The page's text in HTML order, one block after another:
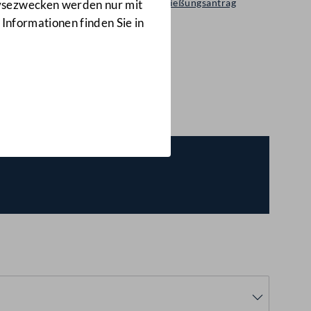
werden nur mit
finden Sie in
Selbständiger Entschließungsantrag
2708/A(E)